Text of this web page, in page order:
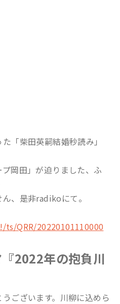
「柴田英嗣結婚秒読み」
岡田」が迫りました、ふ
、是非radikoにて。
QRR/20220101110000
2022年の抱負川
ございます。川柳に込めら